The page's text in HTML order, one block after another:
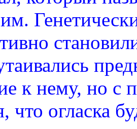
к нему, но с
что огласка